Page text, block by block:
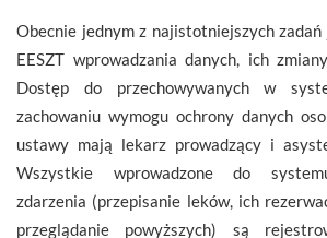
Obecnie jednym z najistotniejszych
EESZT wprowadzania danych, ich
Dostęp do przechowywanych w
zachowaniu wymogu ochrony danych
ustawy mają lekarz prowadzący i
Wszystkie wprowadzone do
zdarzenia (przepisanie leków, ich
przeglądanie powyższych) są